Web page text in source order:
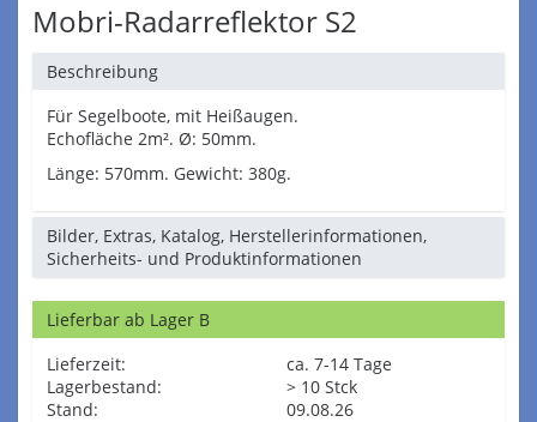
Mobri-Radarreflektor S2
Beschreibung
Für Segelboote, mit Heißaugen.
Echofläche 2m². Ø: 50mm.
Länge: 570mm. Gewicht: 380g.
Bilder, Extras, Katalog, Herstellerinformationen,
Sicherheits- und Produktinformationen
Lieferbar ab Lager B
Lieferzeit:
ca. 7-14 Tage
Lagerbestand:
> 10 Stck
Stand:
09.08.26